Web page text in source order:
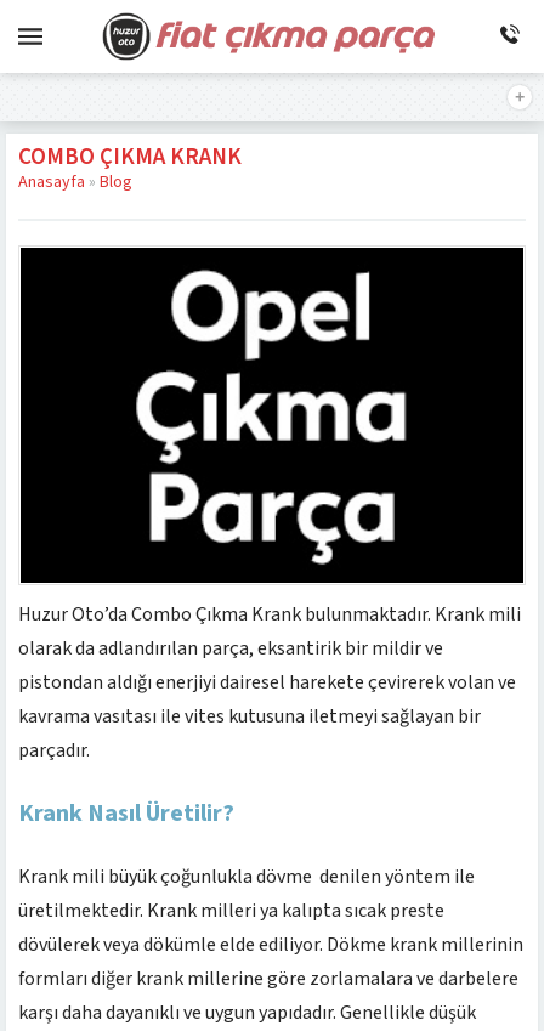
COMBO ÇIKMA KRANK
Anasayfa » Blog
Huzur Oto’da Combo Çıkma Krank bulunmaktadır. Krank mili
olarak da adlandırılan parça, eksantirik bir mildir ve
pistondan aldığı enerjiyi dairesel harekete çevirerek volan ve
kavrama vasıtası ile vites kutusuna iletmeyi sağlayan bir
parçadır.
Krank Nasıl Üretilir?
Krank mili büyük çoğunlukla dövme denilen yöntem ile
üretilmektedir. Krank milleri ya kalıpta sıcak preste
dövülerek veya dökümle elde ediliyor. Dökme krank millerinin
formları diğer krank millerine göre zorlamalara ve darbelere
karşı da­ha dayanıklı ve uygun yapıdadır. Genellikle düşük